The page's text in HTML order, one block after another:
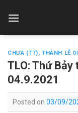
CHƯA (TT),THÁNH LỄ
TLO: Thứ
04.9.2021
Posted on 03/09/